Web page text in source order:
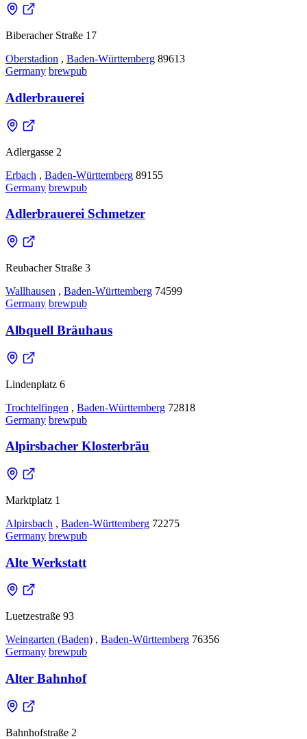
Biberacher Straße 17
Oberstadion , Baden-Württemberg 89613
Germany brewpub
Adlerbrauerei
Adlergasse 2
Erbach , Baden-Württemberg 89155
Germany brewpub
Adlerbrauerei Schmetzer
Reubacher Straße 3
Wallhausen , Baden-Württemberg 74599
Germany brewpub
Albquell Bräuhaus
Lindenplatz 6
Trochtelfingen , Baden-Württemberg 72818
Germany brewpub
Alpirsbacher Klosterbräu
Marktplatz 1
Alpirsbach , Baden-Württemberg 72275
Germany brewpub
Alte Werkstatt
Luetzestraße 93
Weingarten (Baden) , Baden-Württemberg 76356
Germany brewpub
Alter Bahnhof
Bahnhofstraße 2